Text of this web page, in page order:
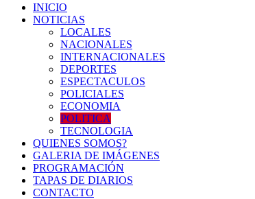
INICIO
NOTICIAS
LOCALES
NACIONALES
INTERNACIONALES
DEPORTES
ESPECTACULOS
POLICIALES
ECONOMIA
POLITICA
TECNOLOGIA
QUIENES SOMOS?
GALERIA DE IMÁGENES
PROGRAMACIÓN
TAPAS DE DIARIOS
CONTACTO